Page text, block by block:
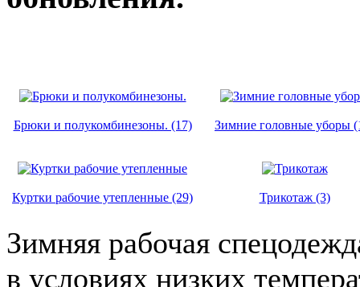
Брюки и полукомбинезоны. (17) Зимние головные уборы
Куртки рабочие утепленные (29) Трикотаж (3)
Зимняя рабочая
в условиях низких